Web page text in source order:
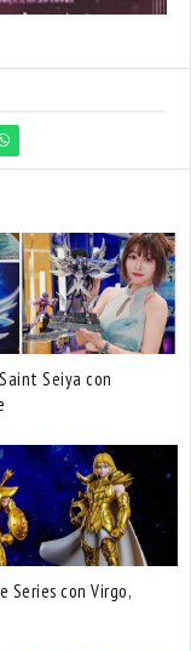
Seiya con
Series con Virgo,